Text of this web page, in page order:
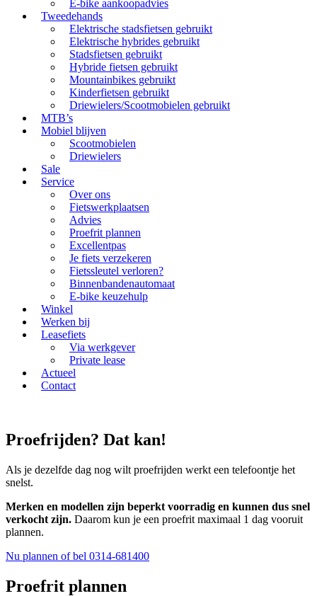
E-bike aankoopadvies
Tweedehands
Elektrische stadsfietsen gebruikt
Elektrische hybrides gebruikt
Stadsfietsen gebruikt
Hybride fietsen gebruikt
Mountainbikes gebruikt
Kinderfietsen gebruikt
Driewielers/Scootmobielen gebruikt
MTB’s
Mobiel blijven
Scootmobielen
Driewielers
Sale
Service
Over ons
Fietswerkplaatsen
Advies
Proefrit plannen
Excellentpas
Je fiets verzekeren
Fietssleutel verloren?
Binnenbandenautomaat
E-bike keuzehulp
Winkel
Werken bij
Leasefiets
Via werkgever
Private lease
Actueel
Contact
Proefrijden? Dat kan!
Als je dezelfde dag nog wilt proefrijden werkt een telefoontje het
snelst.
Merken en modellen zijn beperkt voorradig en kunnen dus snel
verkocht zijn. Daarom kun je een proefrit maximaal 1 dag vooruit
plannen.
Nu plannen of bel 0314-681400
Proefrit plannen